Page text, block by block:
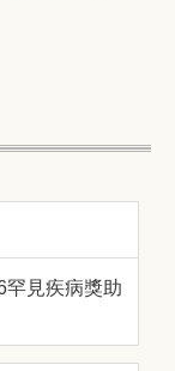
罕見疾病獎助